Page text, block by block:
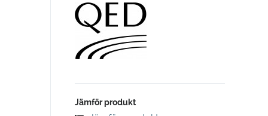
Jämför produkt